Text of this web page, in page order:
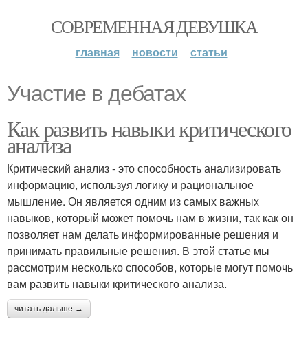
СОВРЕМЕННАЯ ДЕВУШКА
главная новости статьи
Участие в дебатах
Как развить навыки критического
анализа
Критический анализ - это способность анализировать
информацию, используя логику и рациональное
мышление. Он является одним из самых важных
навыков, который может помочь нам в жизни, так как он
позволяет нам делать информированные решения и
принимать правильные решения. В этой статье мы
рассмотрим несколько способов, которые могут помочь
вам развить навыки критического анализа.
читать дальше →